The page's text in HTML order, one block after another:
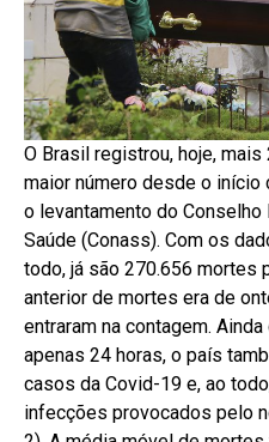
O Brasil registrou, hoje,
maior número desde o início
o levantamento do
Saúde (Conass). Com os
todo, já são 270.656 mortes
anterior de mortes era de
entraram na contagem.
apenas 24 horas, o país
casos da Covid-19 e, ao
infecções provocados pelo